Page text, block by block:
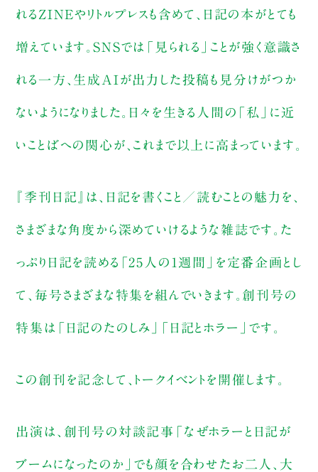
れるZINEやリトルプレスも含めて、日記の本がとても
増えています。SNSでは「見られる」ことが強く意識さ
れる一方、生成AIが出力した投稿も見分けがつか
ないようになりました。日々を生きる人間の「私」に近
いことばへの関心が、これまで以上に高まっています。
『季刊日記』は、日記を書くこと／読むことの魅力を、
さまざまな角度から深めていけるような雑誌です。た
っぷり日記を読める「25人の1週間」を定番企画とし
て、毎号さまざまな特集を組んでいきます。創刊号の
特集は「日記のたのしみ」「日記とホラー」です。
この創刊を記念して、トークイベントを開催します。
出演は、創刊号の対談記事「なぜホラーと日記が
ブームになったのか」でも顔を合わせたお二人、大